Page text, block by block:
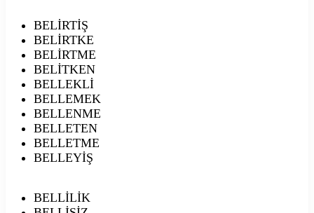
BELİRTİŞ
BELİRTKE
BELİRTME
BELİTKEN
BELLEKLİ
BELLEMEK
BELLENME
BELLETEN
BELLETME
BELLEYİŞ
BELLİLİK